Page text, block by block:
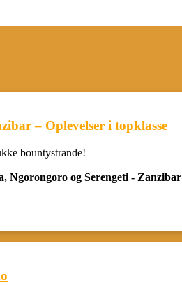
– Oplevelser i topklasse
bountystrande!
Ngorongoro og Serengeti - Zanzibar